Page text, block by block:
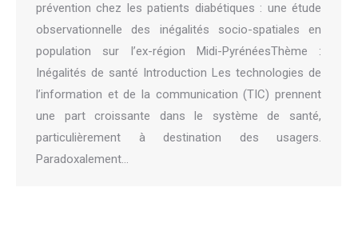
prévention chez les patients diabétiques : une étude
observationnelle des inégalités socio-spatiales en
population sur l’ex-région Midi-PyrénéesThème :
Inégalités de santé Introduction Les technologies de
l’information et de la communication (TIC) prennent
une part croissante dans le système de santé,
particulièrement à destination des usagers.
Paradoxalement…